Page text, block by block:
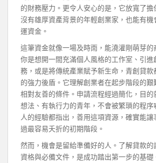
的財務壓力。更令人安心的是，它放寬了
沒有雄厚資產背景的年輕創業家，也能有機
運資金。
這筆資金就像一場及時雨，能澆灌剛萌芽
你是想開一間充滿個人風格的工作室、引進
務，或是將傳統產業賦予新生命，青創貸款
的強力後盾。它理解創業者在起步階段的艱
相對友善的條件。申請流程經過簡化，目的
想法、有執行力的青年，不會被繁瑣的程序
人的經驗都指出，善用這項資源，確實能
過最容易夭折的初期階段。
然而，機會是留給準備好的人。了解貸款
資格與必備文件，是成功踏出第一步的基